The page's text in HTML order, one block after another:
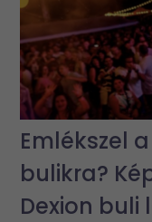
Emlékszel
bulikra?
Dexion buli